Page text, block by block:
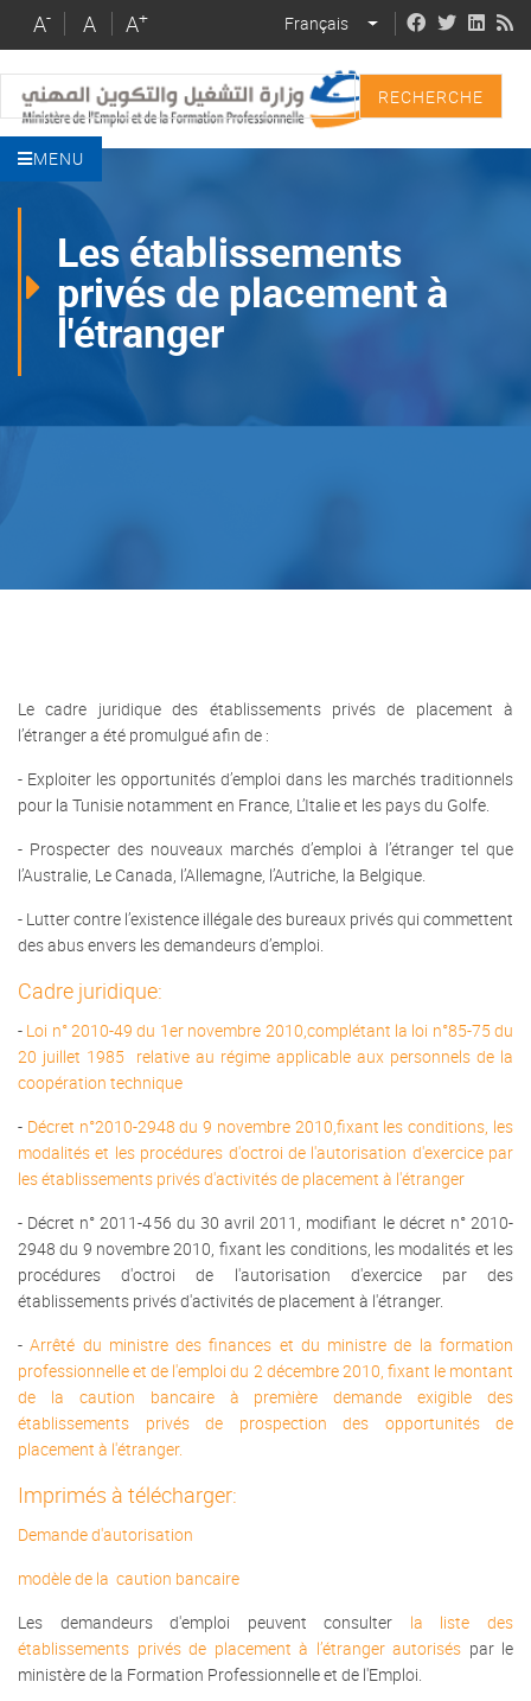
content
A- A A+ Français LIST ADDITIONAL
Recherche
MENU
Les établissements
privés de placement à
l'étranger
Le cadre juridique des établissements privés de placement à
l’étranger a été promulgué afin de :
- Exploiter les opportunités d’emploi dans les marchés traditionnels
pour la Tunisie notamment en France, L’Italie et les pays du Golfe.
- Prospecter des nouveaux marchés d’emploi à l’étranger tel que
l’Australie, Le Canada, l’Allemagne, l’Autriche, la Belgique.
- Lutter contre l’existence illégale des bureaux privés qui commettent
des abus envers les demandeurs d’emploi.
Cadre juridique:
- Loi n° 2010-49 du 1er novembre 2010,complétant la loi n°85-75 du
20 juillet 1985 relative au régime applicable aux personnels de la
coopération technique
- Décret n°2010-2948 du 9 novembre 2010,fixant les conditions, les
modalités et les procédures d'octroi de l'autorisation d'exercice par
les établissements privés d'activités de placement à l'étranger
- Décret n° 2011-456 du 30 avril 2011, modifiant le décret n° 2010-
2948 du 9 novembre 2010, fixant les conditions, les modalités et les
procédures d'octroi de l'autorisation d'exercice par des
établissements privés d'activités de placement à l'étranger.
-Arrêté du ministre des finances et du ministre de la formation
professionnelle et de l'emploi du 2 décembre 2010, fixant le montant
de la caution bancaire à première demande exigible des
établissements privés de prospection des opportunités de
placement à l'étranger.
Imprimés à télécharger:
Demande d'autorisation
modèle de la caution bancaire
Les demandeurs d'emploi peuvent consulter la liste des
établissements privés de placement à l’étranger autorisés par le
ministère de la Formation Professionnelle et de l'Emploi.